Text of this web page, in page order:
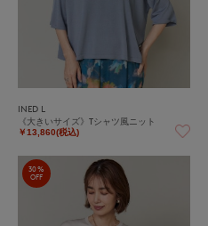
INED L
《大きいサイズ》Tシャツ風ニット
￥13,860(税込)
30%
OFF